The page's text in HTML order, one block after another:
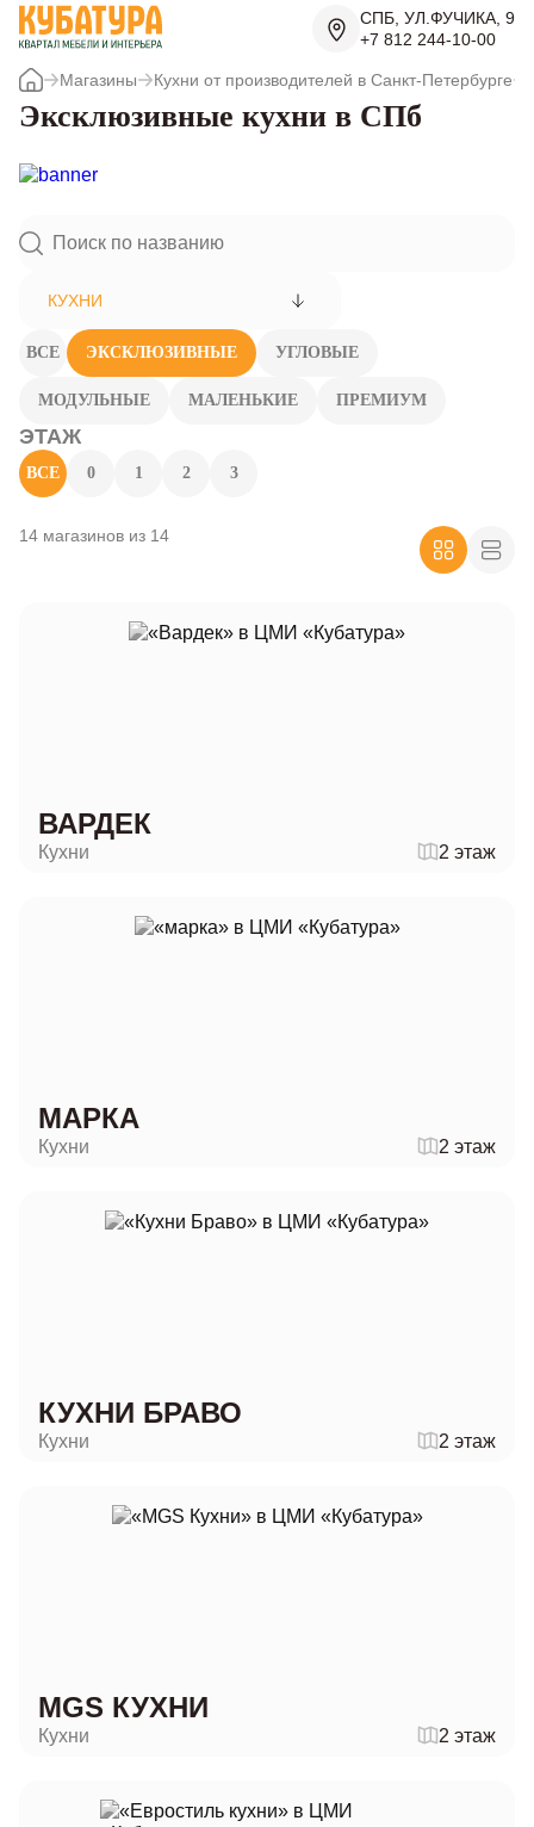
СПБ, УЛ.ФУЧИКА, 9
+7 812 244-10-00
Магазины Кухни от производителей в Санкт-Петербурге
Эксклюзивные кухни в СПб
КУХНИ
ВСЕ ЭКСКЛЮЗИВНЫЕ УГЛОВЫЕ
МОДУЛЬНЫЕ МАЛЕНЬКИЕ ПРЕМИУМ
ЭТАЖ
ВСЕ 0 1 2 3
14 магазинов из 14
ВАРДЕК
Кухни 2 этаж
МАРКА
Кухни 2 этаж
КУХНИ БРАВО
Кухни 2 этаж
MGS КУХНИ
Кухни 2 этаж